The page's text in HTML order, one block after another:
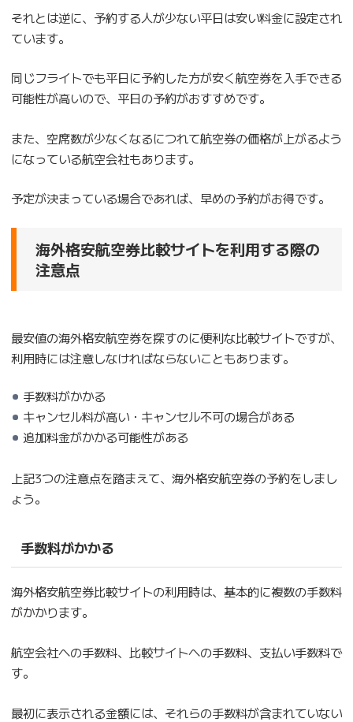
それとは逆に、予約する人が少ない平日は安い料金に設定され
ています。
同じフライトでも平日に予約した方が安く航空券を入手できる
可能性が高いので、平日の予約がおすすめです。
また、空席数が少なくなるにつれて航空券の価格が上がるよう
になっている航空会社もあります。
予定が決まっている場合であれば、早めの予約がお得です。
海外格安航空券比較サイトを利用する際の
注意点
最安値の海外格安航空券を探すのに便利な比較サイトですが、
利用時には注意しなければならないこともあります。
手数料がかかる
キャンセル料が高い・キャンセル不可の場合がある
追加料金がかかる可能性がある
上記3つの注意点を踏まえて、海外格安航空券の予約をしまし
ょう。
手数料がかかる
海外格安航空券比較サイトの利用時は、基本的に複数の手数料
がかかります。
航空会社への手数料、比較サイトへの手数料、支払い手数料で
す。
最初に表示される金額には、それらの手数料が含まれていない